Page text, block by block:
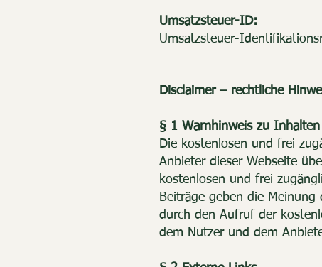
Umsatzsteuer-ID:
Umsatzsteuer-
Disclaimer – rechtliche
§ 1 Warnhinweis zu Inhalten
Die kostenlosen und frei
Anbieter dieser Webseite
kostenlosen und frei
Beiträge geben die
durch den Aufruf der
dem Nutzer und dem